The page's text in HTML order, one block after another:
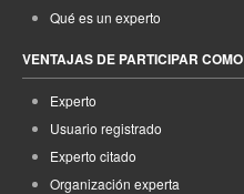
Qué es un experto
VENTAJAS DE PARTICIPAR COMO
Experto
Usuario registrado
Experto citado
Organización experta